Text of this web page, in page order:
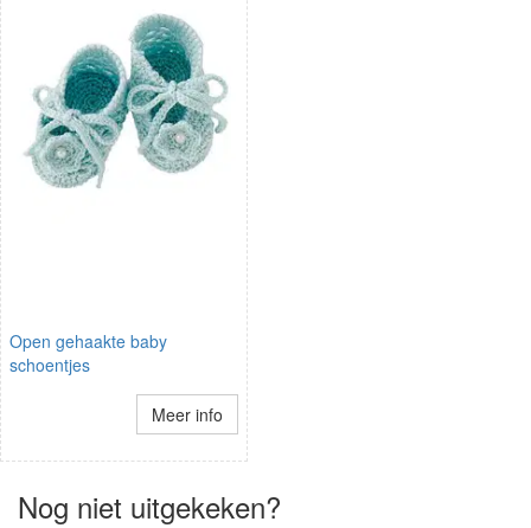
Open gehaakte baby
schoentjes
Meer info
Nog niet uitgekeken?